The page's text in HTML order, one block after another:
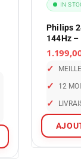
Philips
144Hz –
Full HD
IN
✓
✓ 12
✓